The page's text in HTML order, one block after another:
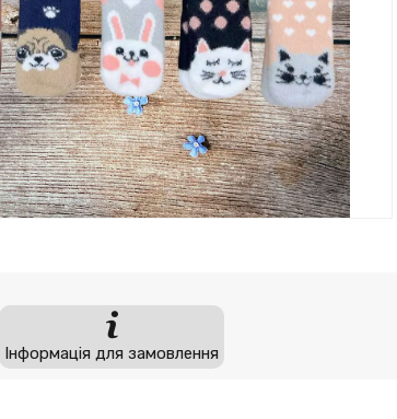
Інформація для замовлення